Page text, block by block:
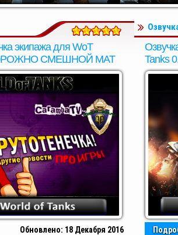
экипажа для WoT
СМЕШНОЙ МАТ
Обновлено: 18 Декабря 2016
Tanks